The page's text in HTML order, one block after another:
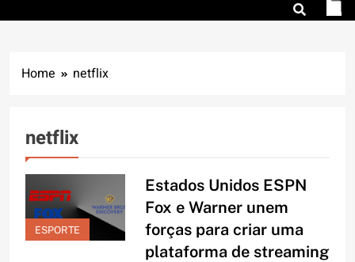
Home netflix
netflix
ESPORTE
Estados Unidos ESPN
Fox e Warner unem
forças para criar uma
plataforma de streaming